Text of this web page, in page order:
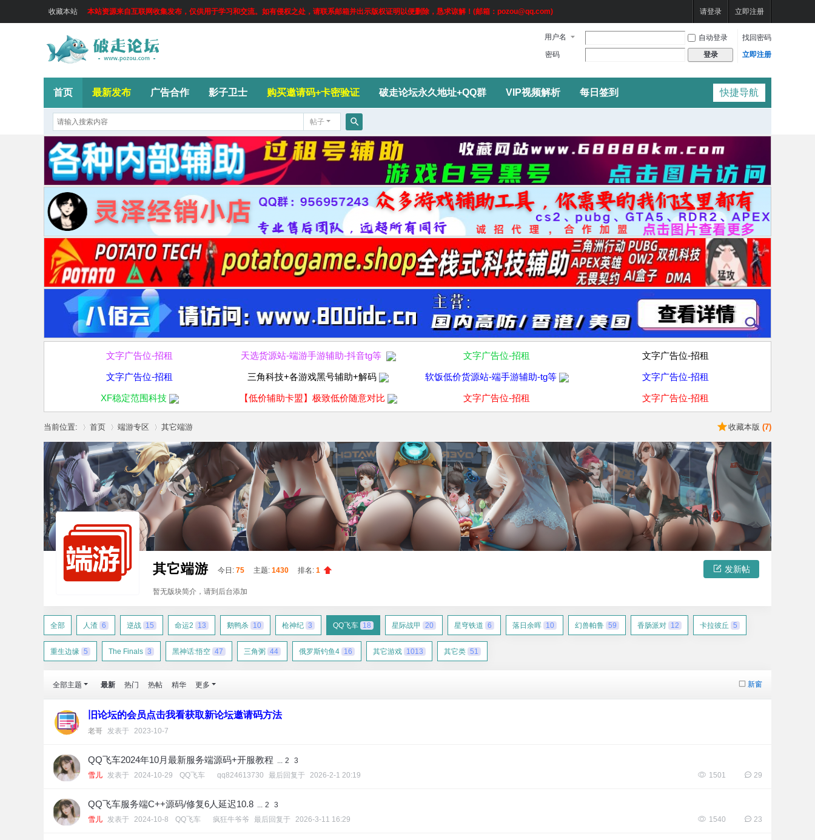
收藏本站 本站资源来自互联网收集发布，仅供用于学习和交流。如有侵权之处，请联系邮箱并出示版权证明以便删除，恳求谅解！(邮箱：pozou@qq.com) 请登录 立即注册
用户名 自动登录
找回密码
密码
登录 立即注册
快捷导航
首页 最新发布 广告合作 影子卫士 购买邀请码+卡密验证 破走论坛永久地址+QQ群 VIP视频解析 每日签到
帖子
搜
索
文字广告位-招租 天选货源站-端游手游辅助-抖音tg等 文字广告位-招租 文字广告位-招租
文字广告位-招租 三角科技+各游戏黑号辅助+解码 软饭低价货源站-端手游辅助-tg等 文字广告位-招租
XF稳定范围科技 【低价辅助卡盟】极致低价随意对比 文字广告位-招租 文字广告位-招租
当前位置:
»
首页
›
端游专区
›
其它端游 收藏本版 (7)
其它端游 今日: 75 主题: 1430 排名: 1 发新帖
暂无版块简介，请到后台添加
全部 人渣 6 逆战 15 命运2 13 鹅鸭杀 10 枪神纪 3 QQ飞车 18 星际战甲 20 星穹铁道 6 落日余晖 10 幻兽帕鲁 59 香肠派对 12 卡拉彼丘 5
重生边缘 5 The Finals 3 黑神话:悟空 47 三角粥 44 俄罗斯钓鱼4 16 其它游戏 1013 其它类 51
新窗
全部主题 最新 热门 热帖 精华 更多
旧论坛的会员点击我看获取新论坛邀请码方法
老哥 发表于 2023-10-7
QQ飞车2024年10月最新服务端源码+开服教程 ... 2
3
雪儿 发表于 2024-10-29 QQ飞车 qq824613730 最后回复于 2026-2-1 20:19 29
1501
QQ飞车服务端C++源码/修复6人延迟10.8 ... 2
3
雪儿 发表于 2024-10-8 QQ飞车 疯狂牛爷爷 最后回复于 2026-3-11 16:29 23
1540